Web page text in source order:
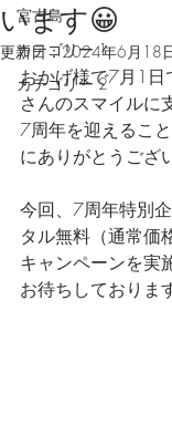
宮古島
カテゴリー 1
カテゴリー 2
います😀
更新日：2024年6月18
おかげ様で7月1日
さんのスマイルに
7周年を迎えるこ
にありがとうござ
今回、7周年特別
タル無料（通常価
キャンペーンを実
お待ちしておりま